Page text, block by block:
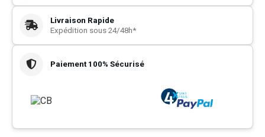
Livraison Rapide
Expédition sous 24/48h*
Paiement 100% Sécurisé